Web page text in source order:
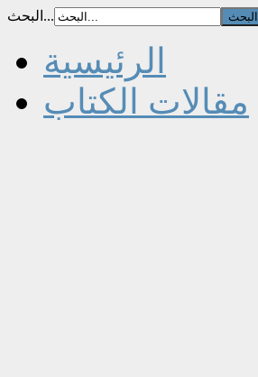
البحث...
الرئيسية
مقالات الكتاب